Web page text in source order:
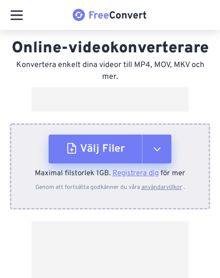
Online-videokonverterare
Konvertera enkelt dina videor till MP4, MOV, MKV och
mer.
Välj Filer
Från enhet
Maximal filstorlek 1GB. Registrera dig för mer
Genom att fortsätta godkänner du våraanvändarvillkor.